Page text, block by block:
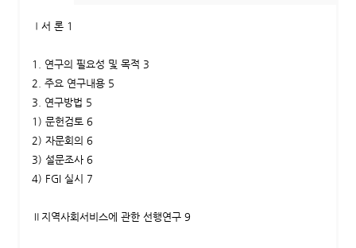
Ⅰ서 론 1
1. 연구의 필요성 및 목적 3
2. 주요 연구내용 5
3. 연구방법 5
1) 문헌검토 6
2) 자문회의 6
3) 설문조사 6
4) FGI 실시 7
Ⅱ지역사회서비스에 관한 선행연구 9